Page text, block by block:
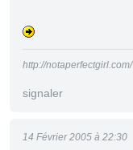
http://notaperfectgirl.com/
signaler
14 Février 2005 à 22:30